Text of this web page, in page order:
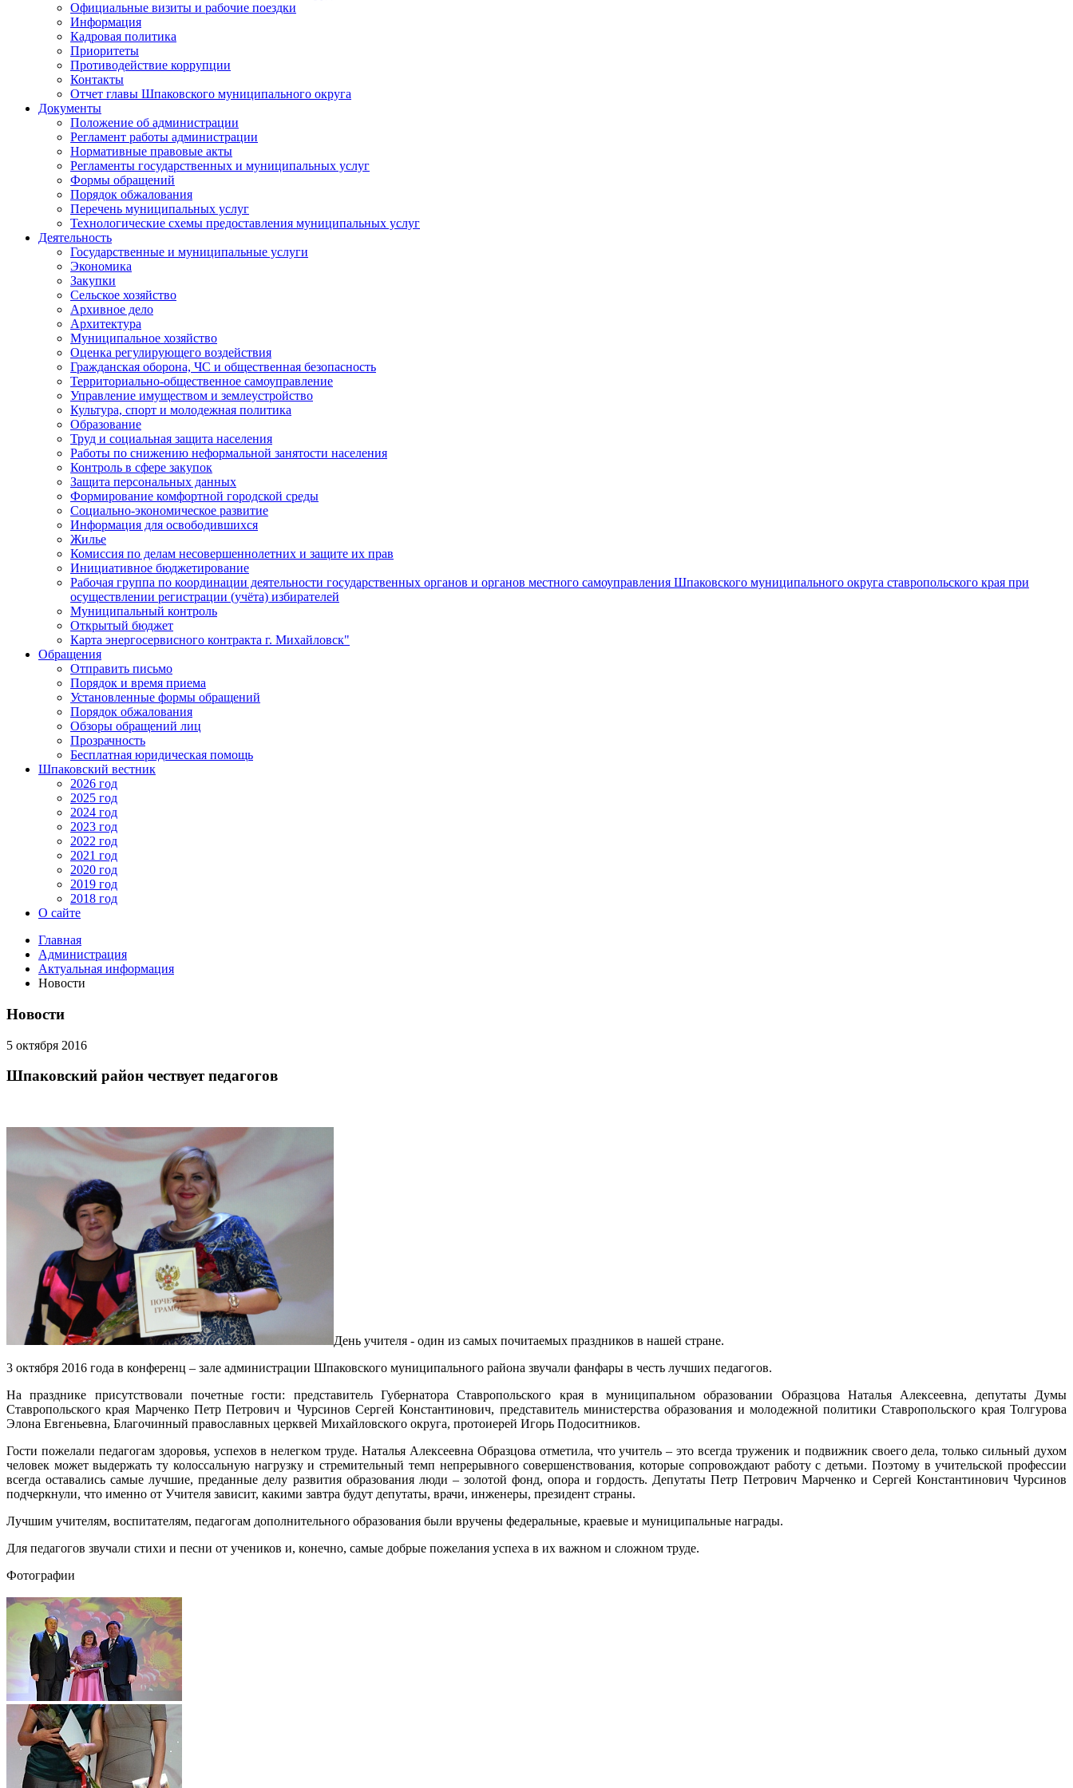
Официальные визиты и рабочие поездки
Информация
Кадровая политика
Приоритеты
Противодействие коррупции
Контакты
Отчет главы Шпаковского муниципального округа
Документы
Положение об администрации
Регламент работы администрации
Нормативные правовые акты
Регламенты государственных и муниципальных услуг
Формы обращений
Порядок обжалования
Перечень муниципальных услуг
Технологические схемы предоставления муниципальных услуг
Деятельность
Государственные и муниципальные услуги
Экономика
Закупки
Сельское хозяйство
Архивное дело
Архитектура
Муниципальное хозяйство
Оценка регулирующего воздействия
Гражданская оборона, ЧС и общественная безопасность
Территориально-общественное самоуправление
Управление имуществом и землеустройство
Культура, спорт и молодежная политика
Образование
Труд и социальная защита населения
Работы по снижению неформальной занятости населения
Контроль в сфере закупок
Защита персональных данных
Формирование комфортной городской среды
Социально-экономическое развитие
Информация для освободившихся
Жилье
Комиссия по делам несовершеннолетних и защите их прав
Инициативное бюджетирование
Рабочая группа по координации деятельности государственных органов и органов местного самоуправления Шпаковского муниципального округа ставропольского края при
осуществлении регистрации (учёта) избирателей
Муниципальный контроль
Открытый бюджет
Карта энергосервисного контракта г. Михайловск"
Обращения
Отправить письмо
Порядок и время приема
Установленные формы обращений
Порядок обжалования
Обзоры обращений лиц
Прозрачность
Бесплатная юридическая помощь
Шпаковский вестник
2026 год
2025 год
2024 год
2023 год
2022 год
2021 год
2020 год
2019 год
2018 год
О сайте
Главная
Администрация
Актуальная информация
Новости
Новости
5 октября 2016
Шпаковский район чествует педагогов
День учителя - один из самых почитаемых праздников в нашей стране.
3 октября 2016 года в конференц – зале администрации Шпаковского муниципального района звучали фанфары в честь лучших педагогов.
На празднике присутствовали почетные гости: представитель Губернатора Ставропольского края в муниципальном образовании Образцова Наталья Алексеевна, депутаты Думы
Ставропольского края Марченко Петр Петрович и Чурсинов Сергей Константинович, представитель министерства образования и молодежной политики Ставропольского края Толгурова
Элона Евгеньевна, Благочинный православных церквей Михайловского округа, протоиерей Игорь Подоситников.
Гости пожелали педагогам здоровья, успехов в нелегком труде. Наталья Алексеевна Образцова отметила, что учитель – это всегда труженик и подвижник своего дела, только сильный духом
человек может выдержать ту колоссальную нагрузку и стремительный темп непрерывного совершенствования, которые сопровождают работу с детьми. Поэтому в учительской профессии
всегда оставались самые лучшие, преданные делу развития образования люди – золотой фонд, опора и гордость. Депутаты Петр Петрович Марченко и Сергей Константинович Чурсинов
подчеркнули, что именно от Учителя зависит, какими завтра будут депутаты, врачи, инженеры, президент страны.
Лучшим учителям, воспитателям, педагогам дополнительного образования были вручены федеральные, краевые и муниципальные награды.
Для педагогов звучали стихи и песни от учеников и, конечно, самые добрые пожелания успеха в их важном и сложном труде.
Фотографии